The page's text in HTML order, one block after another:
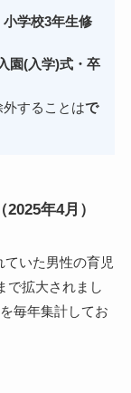
小学校3年生修
入園(入学)式・卒
することはで
年4月）
ていた男性の育児
で拡大されまし
毎年集計してお